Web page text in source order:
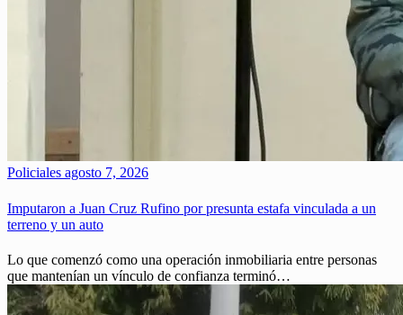
Policiales agosto 7, 2026
Imputaron a Juan Cruz Rufino por presunta estafa vinculada a un
terreno y un auto
Lo que comenzó como una operación inmobiliaria entre personas
que mantenían un vínculo de confianza terminó…